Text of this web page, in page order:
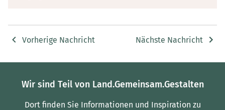
Vorherige Nachricht Nächste Nachricht
Wir sind Teil von Land.Gemeinsam.Gestalten
Dort finden Sie Informationen und Inspiration zu